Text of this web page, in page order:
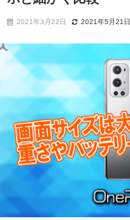
2021年3月22日 2021年5月21日